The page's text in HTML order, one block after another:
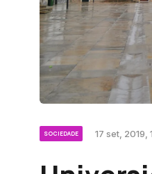
SOCIEDADE 17 set, 2019,